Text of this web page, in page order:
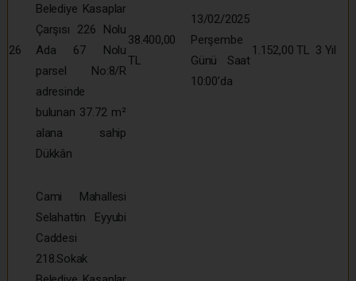
26
Belediye Kasaplar
Çarşısı 226 Nolu
Ada 67 Nolu
parsel No:8/R
adresinde
bulunan 37.72 m²
alana sahip
Dükkân
38.400,00
TL
13/02/2025
Perşembe
Günü Saat
10:00’da
1.152,00 TL 3 Yıl
Cami Mahallesi
Selahattin Eyyubi
Caddesi
218.Sokak